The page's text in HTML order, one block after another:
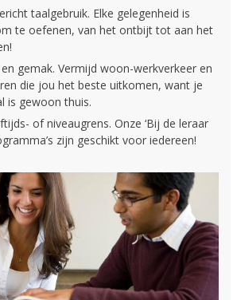
taalgebruik. Elke gelegenheid is
te oefenen, van het ontbijt tot aan het
gemak. Vermijd woon-werkverkeer en
die jou het beste uitkomen, want je
is gewoon thuis.
of niveaugrens. Onze ‘Bij de leraar
zijn geschikt voor iedereen!